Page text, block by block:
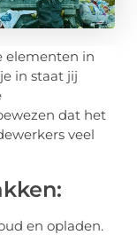
elementen in
in staat jij
dat het
veel
en opladen.